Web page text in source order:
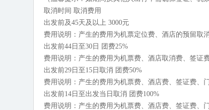
取消时间 取消费用
出发前及45天及以上 3000元
费用说明：产生的费用为机票定位费、酒店的预留取
出发前44日至30日 团费25%
费用说明：产生的费用为机票费、酒店取消费、签证
出发前29日至15日取消 团费50%
费用说明：产生的费用为机票费、酒店费、签证费、
出发前14日至出发当日取消 团费100%
费用说明：产生的费用为机票费、酒店费、签证费、